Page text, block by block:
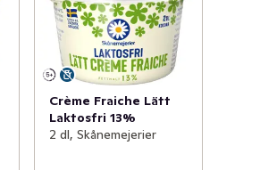
Crème Fraiche Lätt
Laktosfri 13%
2 dl, Skånemejerier